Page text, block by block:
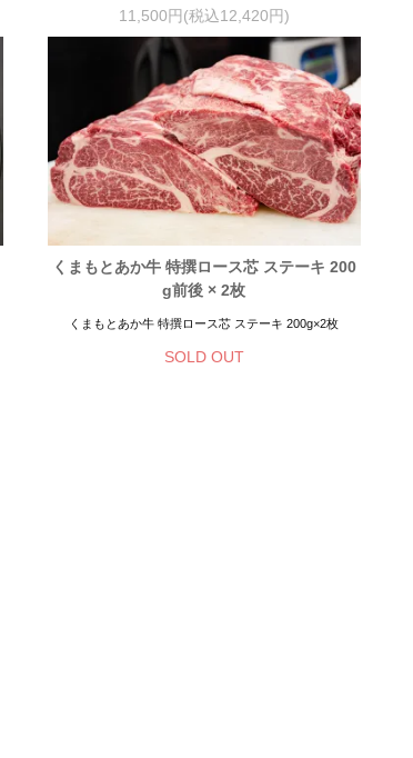
11,500円(税込12,420円)
くまもとあか牛 特撰ロース芯 ステーキ 200
g前後 × 2枚
くまもとあか牛 特撰ロース芯 ステーキ 200g×2枚
SOLD OUT